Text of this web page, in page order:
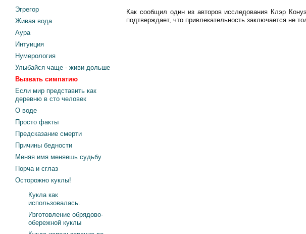
Как сообщил один из авторов исследования Клэр
подтверждает, что привлекательность заключается не
Эгрегор
Живая вода
Аура
Интуиция
Нумерология
Улыбайся чаще - живи дольше
Вызвать симпатию
Если мир представить как
деревню в сто человек
О воде
Просто факты
Предсказание смерти
Причины бедности
Меняя имя меняешь судьбу
Порча и сглаз
Осторожно куклы!
Кукла как
использовалась.
Изготовление обрядово-
обережной куклы